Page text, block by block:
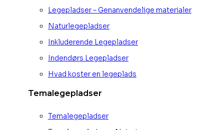
Legepladser – Genanvendelige materialer
Naturlegepladser
Inkluderende Legepladser
Indendørs Legepladser
Hvad koster en legeplads
Temalegepladser
Temalegepladser